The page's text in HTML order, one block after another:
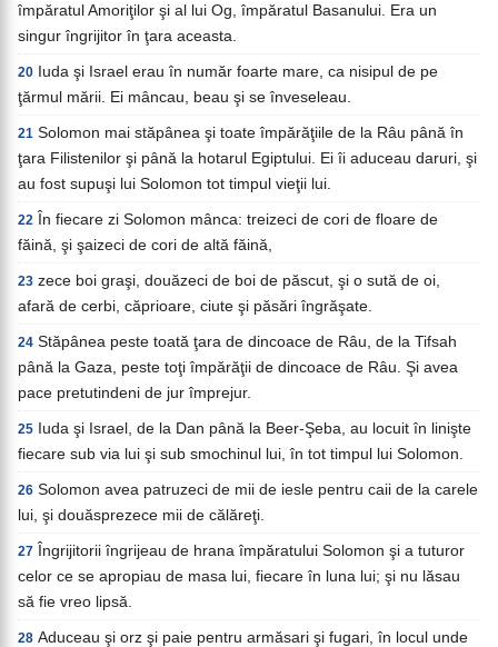
împăratul Amoriţilor şi al lui Og, împăratul Basanului. Era un
singur îngrijitor în ţara aceasta.
20
Iuda şi Israel erau în număr foarte mare, ca nisipul de pe
ţărmul mării. Ei mâncau, beau şi se înveseleau.
21 Solomon mai stăpânea şi toate împărăţiile de la Râu până în
ţara Filistenilor şi până la hotarul Egiptului. Ei îi aduceau daruri, şi
au fost supuşi lui Solomon tot timpul vieţii lui.
22
În fiecare zi Solomon mânca: treizeci de cori de floare de
făină, şi şaizeci de cori de altă făină,
23 zece boi graşi, douăzeci de boi de păscut, şi o sută de oi,
afară de cerbi, căprioare, ciute şi păsări îngrăşate.
24 Stăpânea peste toată ţara de dincoace de Râu, de la Tifsah
până la Gaza, peste toţi împărăţii de dincoace de Râu. Şi avea
pace pretutindeni de jur împrejur.
25
Iuda şi Israel, de la Dan până la Beer-Şeba, au locuit în linişte
fiecare sub via lui şi sub smochinul lui, în tot timpul lui Solomon.
26 Solomon avea patruzeci de mii de iesle pentru caii de la carele
lui, şi douăsprezece mii de călăreţi.
27
Îngrijitorii îngrijeau de hrana împăratului Solomon şi a tuturor
celor ce se apropiau de masa lui, fiecare în luna lui; şi nu lăsau
să fie vreo lipsă.
28 Aduceau şi orz şi paie pentru armăsari şi fugari, în locul unde